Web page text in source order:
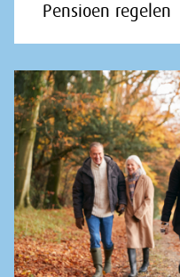
Pensioen regelen